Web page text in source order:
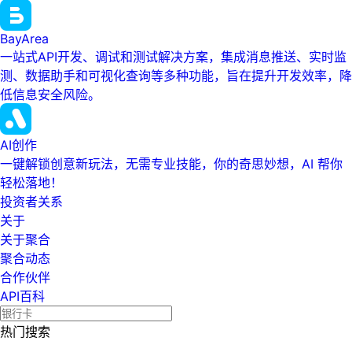
BayArea
一站式API开发、调试和测试解决方案，集成消息推送、实时监
测、数据助手和可视化查询等多种功能，旨在提升开发效率，降
低信息安全风险。
AI创作
一键解锁创意新玩法，无需专业技能，你的奇思妙想，AI 帮你
轻松落地！
投资者关系
关于
关于聚合
聚合动态
合作伙伴
API百科
热门搜索